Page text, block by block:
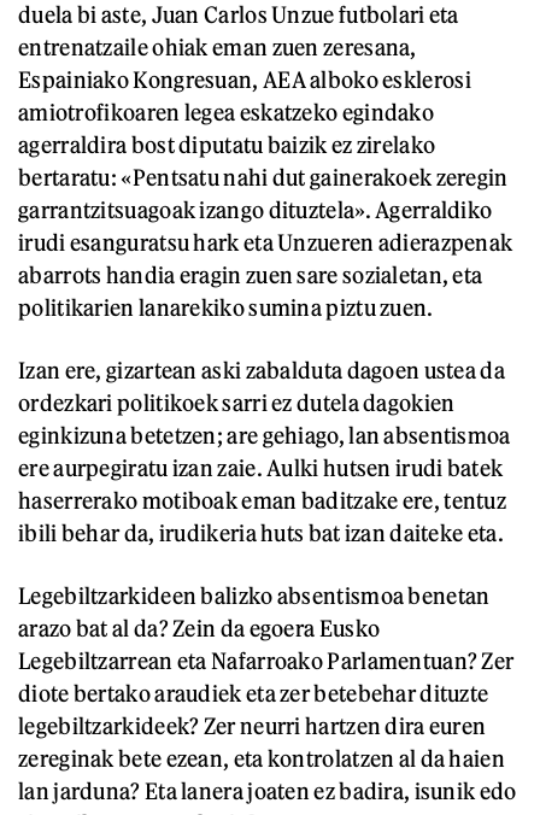
duela bi aste, Juan Carlos Unzue futbolari eta
entrenatzaile ohiak eman zuen zeresana,
Espainiako Kongresuan, AEA alboko esklerosi
amiotrofikoaren legea eskatzeko egindako
agerraldira bost diputatu baizik ez zirelako
bertaratu: «Pentsatu nahi dut gainerakoek zeregin
garrantzitsuagoak izango dituztela». Agerraldiko
irudi esanguratsu hark eta Unzueren adierazpenak
abarrots handia eragin zuen sare sozialetan, eta
politikarien lanarekiko sumina piztu zuen.
Izan ere, gizartean aski zabalduta dagoen ustea da
ordezkari politikoek sarri ez dutela dagokien
eginkizuna betetzen; are gehiago, lan absentismoa
ere aurpegiratu izan zaie. Aulki hutsen irudi batek
haserrerako motiboak eman baditzake ere, tentuz
ibili behar da, irudikeria huts bat izan daiteke eta.
Legebiltzarkideen balizko absentismoa benetan
arazo bat al da? Zein da egoera Eusko
Legebiltzarrean eta Nafarroako Parlamentuan? Zer
diote bertako araudiek eta zer betebehar dituzte
legebiltzarkideek? Zer neurri hartzen dira euren
zereginak bete ezean, eta kontrolatzen al da haien
lan jarduna? Eta lanera joaten ez badira, isunik edo